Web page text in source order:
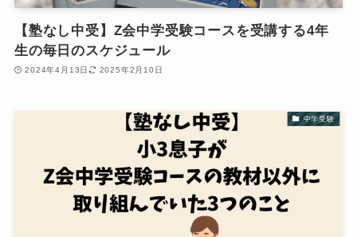
【塾なし中受】Z会中学受験コースを受講する4年
生の毎日のスケジュール
2024年4月13日 2025年2月10日
中学受験